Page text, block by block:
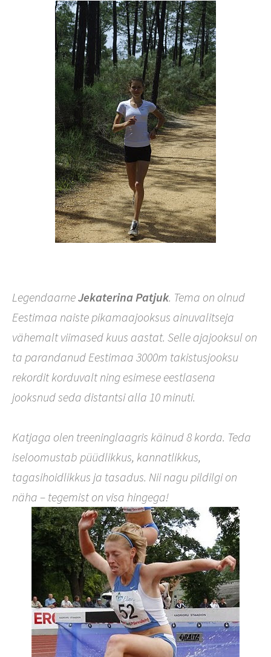
LegendaarneJekaterina Patjuk. Tema on olnud
Eestimaa naiste pikamaajooksus ainuvalitseja
vähemalt viimased kuus aastat. Selle ajajooksul on
ta parandanud Eestimaa 3000m takistusjooksu
rekordit korduvalt ning esimese eestlasena
jooksnud seda distantsi alla 10 minuti.
Katjaga olen treeninglaagris käinud 8 korda. Teda
iseloomustab püüdlikkus, kannatlikkus,
tagasihoidlikkus ja tasadus. Nii nagu pildilgi on
näha – tegemist on visa hingega!